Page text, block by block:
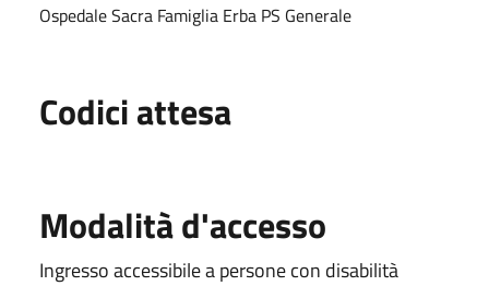
Ospedale Sacra Famiglia Erba PS Generale
Codici attesa
Modalità d'accesso
Ingresso accessibile a persone con disabilità